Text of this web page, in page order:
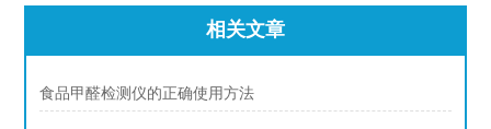
相关文章
食品甲醛检测仪的正确使用方法